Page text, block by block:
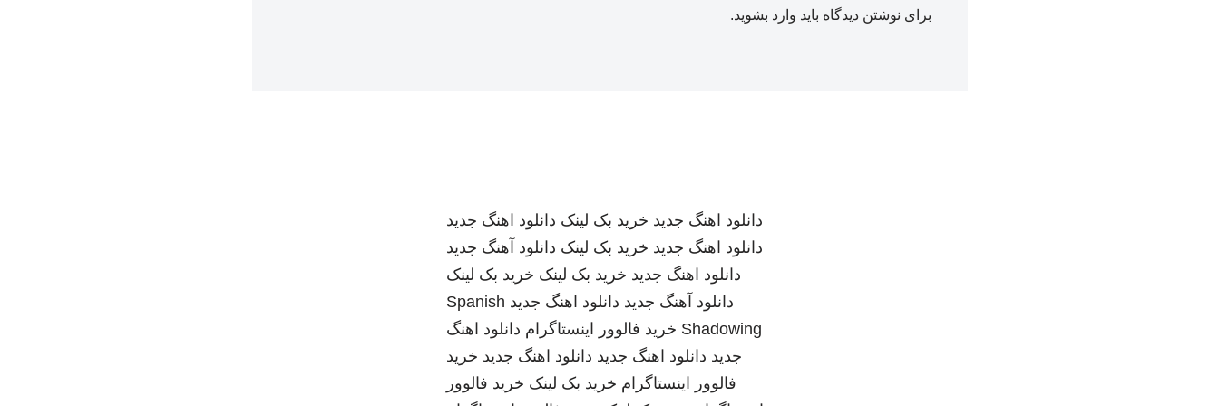
برای نوشتن دیدگاه باید وارد بشوید.
دانلود اهنگ جدید خرید بک لینک دانلود اهنگ جدید
دانلود اهنگ جدید خرید بک لینک دانلود آهنگ جدید
دانلود اهنگ جدید خرید بک لینک خرید بک لینک
دانلود آهنگ جدید دانلود اهنگ جدید Spanish
Shadowing خرید فالوور اینستاگرام دانلود اهنگ
جدید دانلود اهنگ جدید دانلود اهنگ جدید خرید
فالوور اینستاگرام خرید بک لینک خرید فالوور